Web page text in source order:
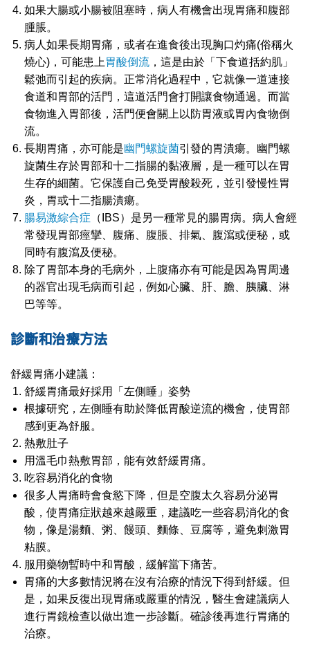
如果大腸或小腸被阻塞時，病人有機會出現胃痛和腹部
腫脹。
病人如果長期胃痛，或者在進食後出現胸口灼痛(俗稱火
燒心)，可能患上 胃酸倒流 ，這是由於「下食道括約肌」
鬆弛而引起的疾病。正常消化過程中，它就像一道連接
食道和胃部的活門，這道活門會打開讓食物通過。而當
食物進入胃部後，活門便會關上以防胃液或胃內食物倒
流。
長期胃痛，亦可能是幽門螺旋菌引發的胃潰瘍。幽門螺
旋菌生存於胃部和十二指腸的黏液層，是一種可以在胃
生存的細菌。它保護自己免受胃酸殺死，並引發慢性胃
炎，胃或十二指腸潰瘍。
腸易激綜合症 （IBS）是另一種常見的腸胃病。病人會經
常發現胃部痙攣、腹痛、腹脹、排氣、腹瀉或便秘，或
同時有腹瀉及便秘。
除了胃部本身的毛病外，上腹痛亦有可能是因為胃周邊
的器官出現毛病而引起，例如心臟、肝、膽、胰臟、淋
巴等等。
診斷和治療方法
舒緩胃痛小建議：
舒緩胃痛最好採用「左側睡」姿勢
根據研究，左側睡有助於降低胃酸逆流的機會，使胃部
感到更為舒服。
熱敷肚子
用溫毛巾熱敷胃部，能有效舒緩胃痛。
吃容易消化的食物
很多人胃痛時會食慾下降，但是空腹太久容易分泌胃
酸，使胃痛症狀越來越嚴重，建議吃一些容易消化的食
物，像是湯麵、粥、饅頭、麵條、豆腐等，避免刺激胃
粘膜。
服用藥物暫時中和胃酸，緩解當下痛苦。
胃痛的大多數情況將在沒有治療的情況下得到舒緩。但
是，如果反復出現胃痛或嚴重的情況，醫生會建議病人
進行胃鏡檢查以做出進一步診斷。確診後再進行胃痛的
治療。